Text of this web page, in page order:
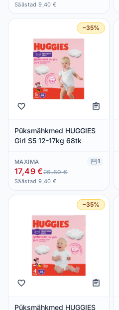
Säästad 9,40 €
−35%
Püksmähkmed HUGGIES
Girl S5 12-17kg 68tk
MAXIMA 1
17,49 €26,89 €
Säästad 9,40 €
−35%
Püksmähkmed HUGGIES